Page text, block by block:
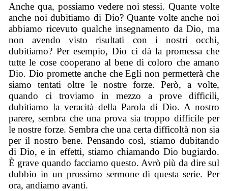
Anche qua, possiamo vedere noi stessi. Quante volte
anche noi dubitiamo di Dio? Quante volte anche noi
abbiamo ricevuto qualche insegnamento da Dio, ma
non avendo visto risultati con i nostri occhi,
dubitiamo? Per esempio, Dio ci dà la promessa che
tutte le cose cooperano al bene di coloro che amano
Dio. Dio promette anche che Egli non permetterà che
siamo tentati oltre le nostre forze. Però, a volte,
quando ci troviamo in mezzo a prove difficili,
dubitiamo la veracità della Parola di Dio. A nostro
parere, sembra che una prova sia troppo difficile per
le nostre forze. Sembra che una certa difficoltà non sia
per il nostro bene. Pensando così, stiamo dubitando
di Dio, e in effetti, stiamo chiamando Dio bugiardo.
È grave quando facciamo questo. Avrò più da dire sul
dubbio in un prossimo sermone di questa serie. Per
ora, andiamo avanti.